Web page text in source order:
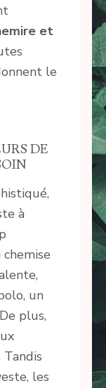
et
le
DE
à
un
plus,
Tandis
les